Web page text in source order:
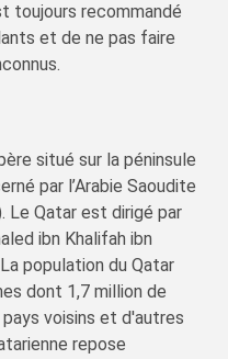
toujours recommandé
et de ne pas faire
situé sur la péninsule
par l’Arabie Saoudite
Le Qatar est dirigé par
ibn Khalifah ibn
population du Qatar
dont 1,7 million de
voisins et d'autres
repose